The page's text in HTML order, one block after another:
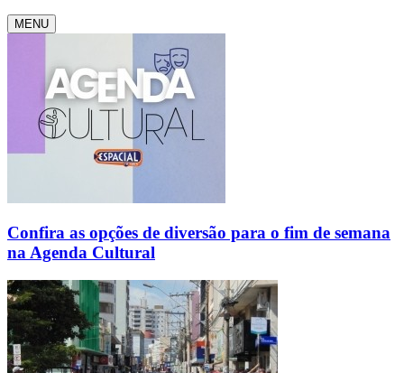
MENU
Confira as opções de diversão para o fim de semana
na Agenda Cultural